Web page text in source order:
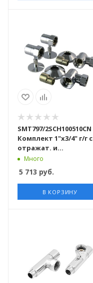
SMT797/2SCH100510CN
Комплект 1"х3/4" г/г с
отражат. и
эксцентриком хром
10пар/кор
Много
5 713 руб.
В КОРЗИНУ